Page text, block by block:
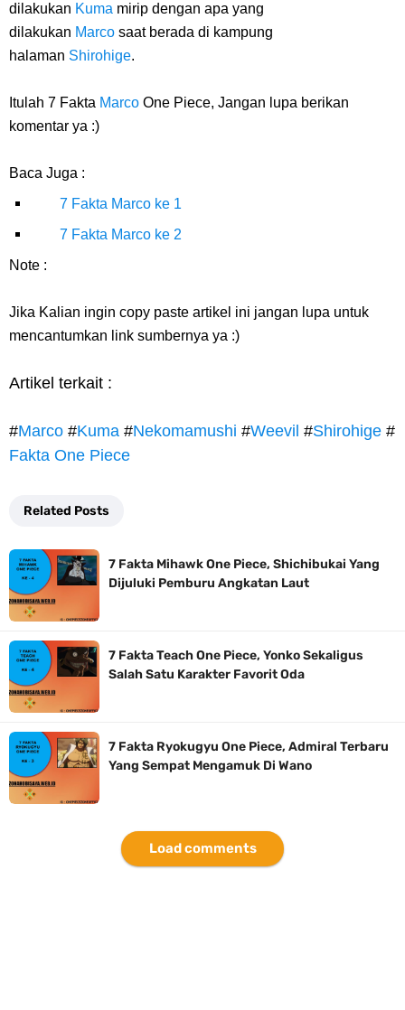
dilakukan Kuma mirip dengan apa yang
dilakukan Marco saat berada di kampung
halaman Shirohige.
Itulah 7 Fakta Marco One Piece, Jangan lupa berikan
komentar ya :)
Baca Juga :
7 Fakta Marco ke 1
7 Fakta Marco ke 2
Note :
Jika Kalian ingin copy paste artikel ini jangan lupa untuk
mencantumkan link sumbernya ya :)
Artikel terkait :
#Marco #Kuma #Nekomamushi #Weevil #Shirohige #
Fakta One Piece
Related Posts
7 Fakta Mihawk One Piece, Shichibukai Yang
Dijuluki Pemburu Angkatan Laut
7 Fakta Teach One Piece, Yonko Sekaligus
Salah Satu Karakter Favorit Oda
7 Fakta Ryokugyu One Piece, Admiral Terbaru
Yang Sempat Mengamuk Di Wano
Load comments